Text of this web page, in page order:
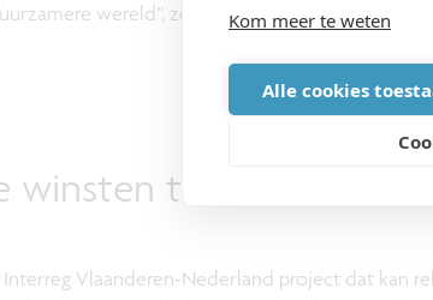
Kom meer te weten
Alle cookies
wereld”, zeggen de onderzoekers.
winsten te boeken
Interreg Vlaanderen-Nederland project dat kan